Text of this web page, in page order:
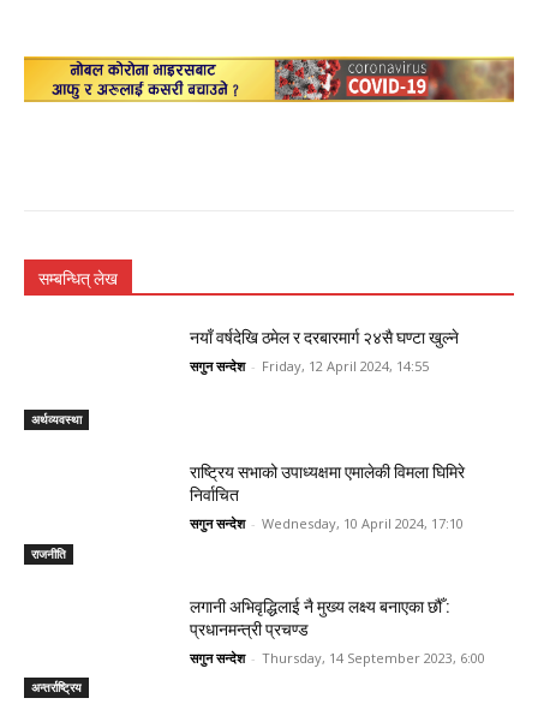
सम्बन्धित् लेख
अर्थव्यवस्था
नयाँ वर्षदेखि ठमेल र दरबारमार्ग २४सै घण्टा खुल्ने
सगुन सन्देश - Friday, 12 April 2024, 14:55
राजनीति
राष्ट्रिय सभाको उपाध्यक्षमा एमालेकी विमला घिमिरे
निर्वाचित
सगुन सन्देश - Wednesday, 10 April 2024, 17:10
अन्तर्राष्ट्रिय
लगानी अभिवृद्धिलाई नै मुख्य लक्ष्य बनाएका छौँ :
प्रधानमन्त्री प्रचण्ड
सगुन सन्देश - Thursday, 14 September 2023, 6:00